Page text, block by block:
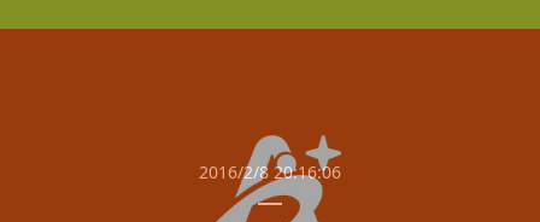
2016/2/8 20:16:06